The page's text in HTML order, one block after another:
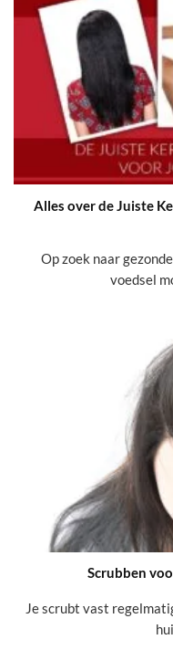
Alles over de Juiste
Op zoek naar
voedsel
Scrubben
Je scrubt vast